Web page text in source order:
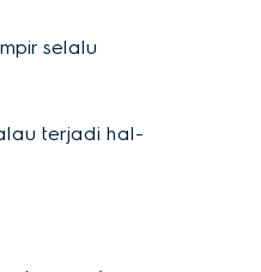
selalu
terjadi hal-